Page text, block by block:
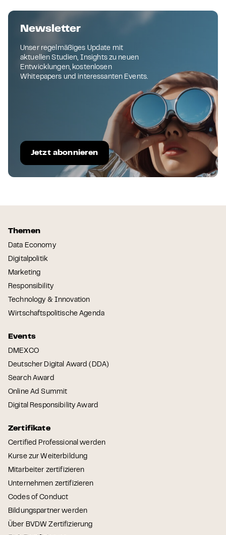
Newsletter
Unser regelmäßiges Update mit
aktuellen Studien, Insights zu neuen
Entwicklungen, kostenlosen
Whitepapers und interessanten Events.
Jetzt abonnieren
Themen
Data Economy
Digitalpolitik
Marketing
Responsibility
Technology & Innovation
Wirtschaftspolitische Agenda
Events
DMEXCO
Deutscher Digital Award (DDA)
Search Award
Online Ad Summit
Digital Responsibility Award
Zertifikate
Certified Professional werden
Kurse zur Weiterbildung
Mitarbeiter zertifizieren
Unternehmen zertifizieren
Codes of Conduct
Bildungspartner werden
Über BVDW Zertifizierung